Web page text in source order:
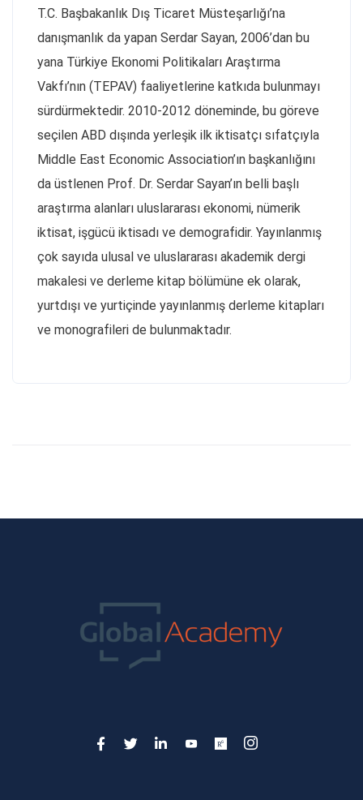
T.C. Başbakanlık Dış Ticaret Müsteşarlığı’na
danışmanlık da yapan Serdar Sayan, 2006’dan bu
yana Türkiye Ekonomi Politikaları Araştırma
Vakfı’nın (TEPAV) faaliyetlerine katkıda bulunmayı
sürdürmektedir. 2010-2012 döneminde, bu göreve
seçilen ABD dışında yerleşik ilk iktisatçı sıfatçıyla
Middle East Economic Association’ın başkanlığını
da üstlenen Prof. Dr. Serdar Sayan’ın belli başlı
araştırma alanları uluslararası ekonomi, nümerik
iktisat, işgücü iktisadı ve demografidir. Yayınlanmış
çok sayıda ulusal ve uluslararası akademik dergi
makalesi ve derleme kitap bölümüne ek olarak,
yurtdışı ve yurtiçinde yayınlanmış derleme kitapları
ve monografileri de bulunmaktadır.